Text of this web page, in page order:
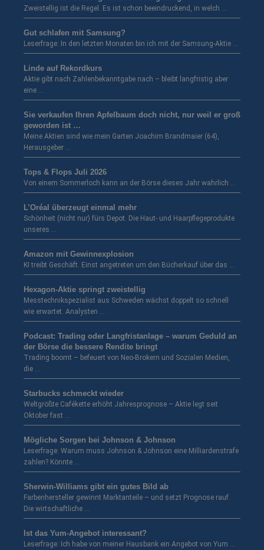
Zweistellig ist die Regel. Es ist schon beeindruckend, in welch …
Gut schlafen mit Samsung?
Leserfrage: In den letzten Monaten bin ich mit der Samsung-Aktie …
Linde auf Rekordkurs
Aktie gibt nach Zahlenbekanntgabe nach – bleibt langfristig aber
eine …
Sie verkaufen Ihren Apfelbaum doch nicht, nur weil er groß
geworden ist …
Meine Aktien sind wie mein Garten Joachim Brandmaier (64),
Herausgeber …
Tops & Flops Juli 2026
Von einem Sommerloch kann an der Börse dieses Jahr wahrlich …
L’Oréal überzeugt einmal mehr
Schönheit (nicht nur) fürs Depot. Die Haut- und Haarpflegeprodukte
unseres …
Amazon mit Gewinnexplosion
KI treibt Geschäft. Einst angetreten um den Bücherkauf über das …
Hexagon-Aktie springt zweistellig
Messtechnikspezialist aus Schweden wächst doppelt so schnell
wie erwartet. Analysten …
Podcast: Trading oder Langfristanlage – warum Geduld an
der Börse die bessere Rendite bringt
Trading boomt – befeuert von Neo-Brokern und Sozialen Medien,
die …
Starbucks schmeckt wieder
Weltgrößte Cafékette erhöht Jahresprognose – Aktie legt seit
Oktober fast …
Mögliche Sorgen bei Johnson & Johnson
Leserfrage: Warum muss Johnson & Johnson eine Milliardenstrafe
zahlen? Könnte …
Sherwin-Williams gibt ein gutes Bild ab
Farbenhersteller gewinnt Marktanteile – und setzt Prognose rauf.
Die wirtschaftliche …
Ist das Yum-Angebot interessant?
Leserfrage: Ich habe von meiner Hausbank ein Angebot von Yum …